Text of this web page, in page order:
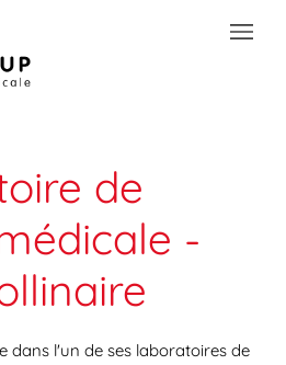
de
-
dans l'un de ses laboratoires de